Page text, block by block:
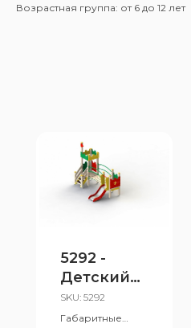
Возрастная группа: от 6 до 12 лет
5292 -
Детский
игровой
комплекс
SKU: 5292
Габаритные